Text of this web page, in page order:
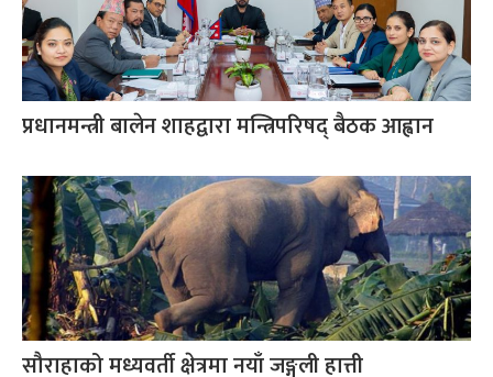
प्रधानमन्त्री बालेन शाहद्वारा मन्त्रिपरिषद् बैठक आह्वान
सौराहाको मध्यवर्ती क्षेत्रमा नयाँ जङ्गली हात्ती